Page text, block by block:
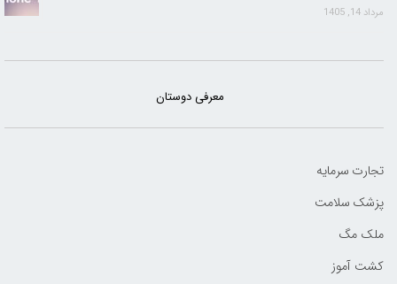
مرداد 14, 1405
معرفی دوستان
تجارت سرمایه
پزشک سلامت
ملک مگ
کشت آموز